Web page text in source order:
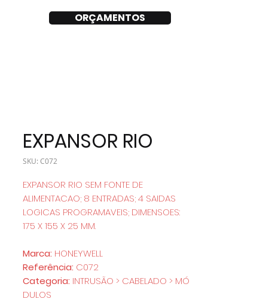
ORÇAMENTOS
EXPANSOR RIO
SKU: C072
EXPANSOR RIO SEM FONTE DE
ALIMENTACAO; 8 ENTRADAS; 4 SAIDAS
LOGICAS PROGRAMAVEIS; DIMENSOES:
175 X 155 X 25 MM.
Marca: HONEYWELL
Referência: C072
Categoria: INTRUSÃO > CABELADO > MÓ
DULOS